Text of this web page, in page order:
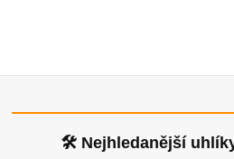
🛠 Nejhledanější